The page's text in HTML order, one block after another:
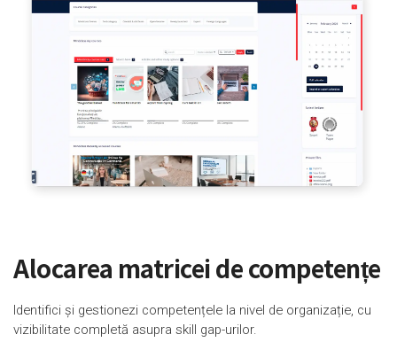
Alocarea matricei de competențe
Identifici și gestionezi competențele la nivel de organizație, cu
vizibilitate completă asupra skill gap-urilor.